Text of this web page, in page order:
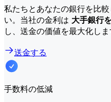
私たちとあなたの銀行を比
い。当社の金利は 大手銀行
し、送金の価値を最大化しま
送金する
手数料の低減